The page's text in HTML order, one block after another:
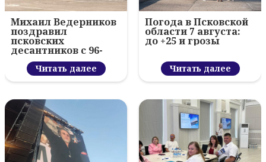
Михаил Ведерников
поздравил
псковских
десантников с 96-
летием ВДВ и
вручил награды
Читать далее
Погода в Псковской
области 7 августа:
до +25 и грозы
Читать далее